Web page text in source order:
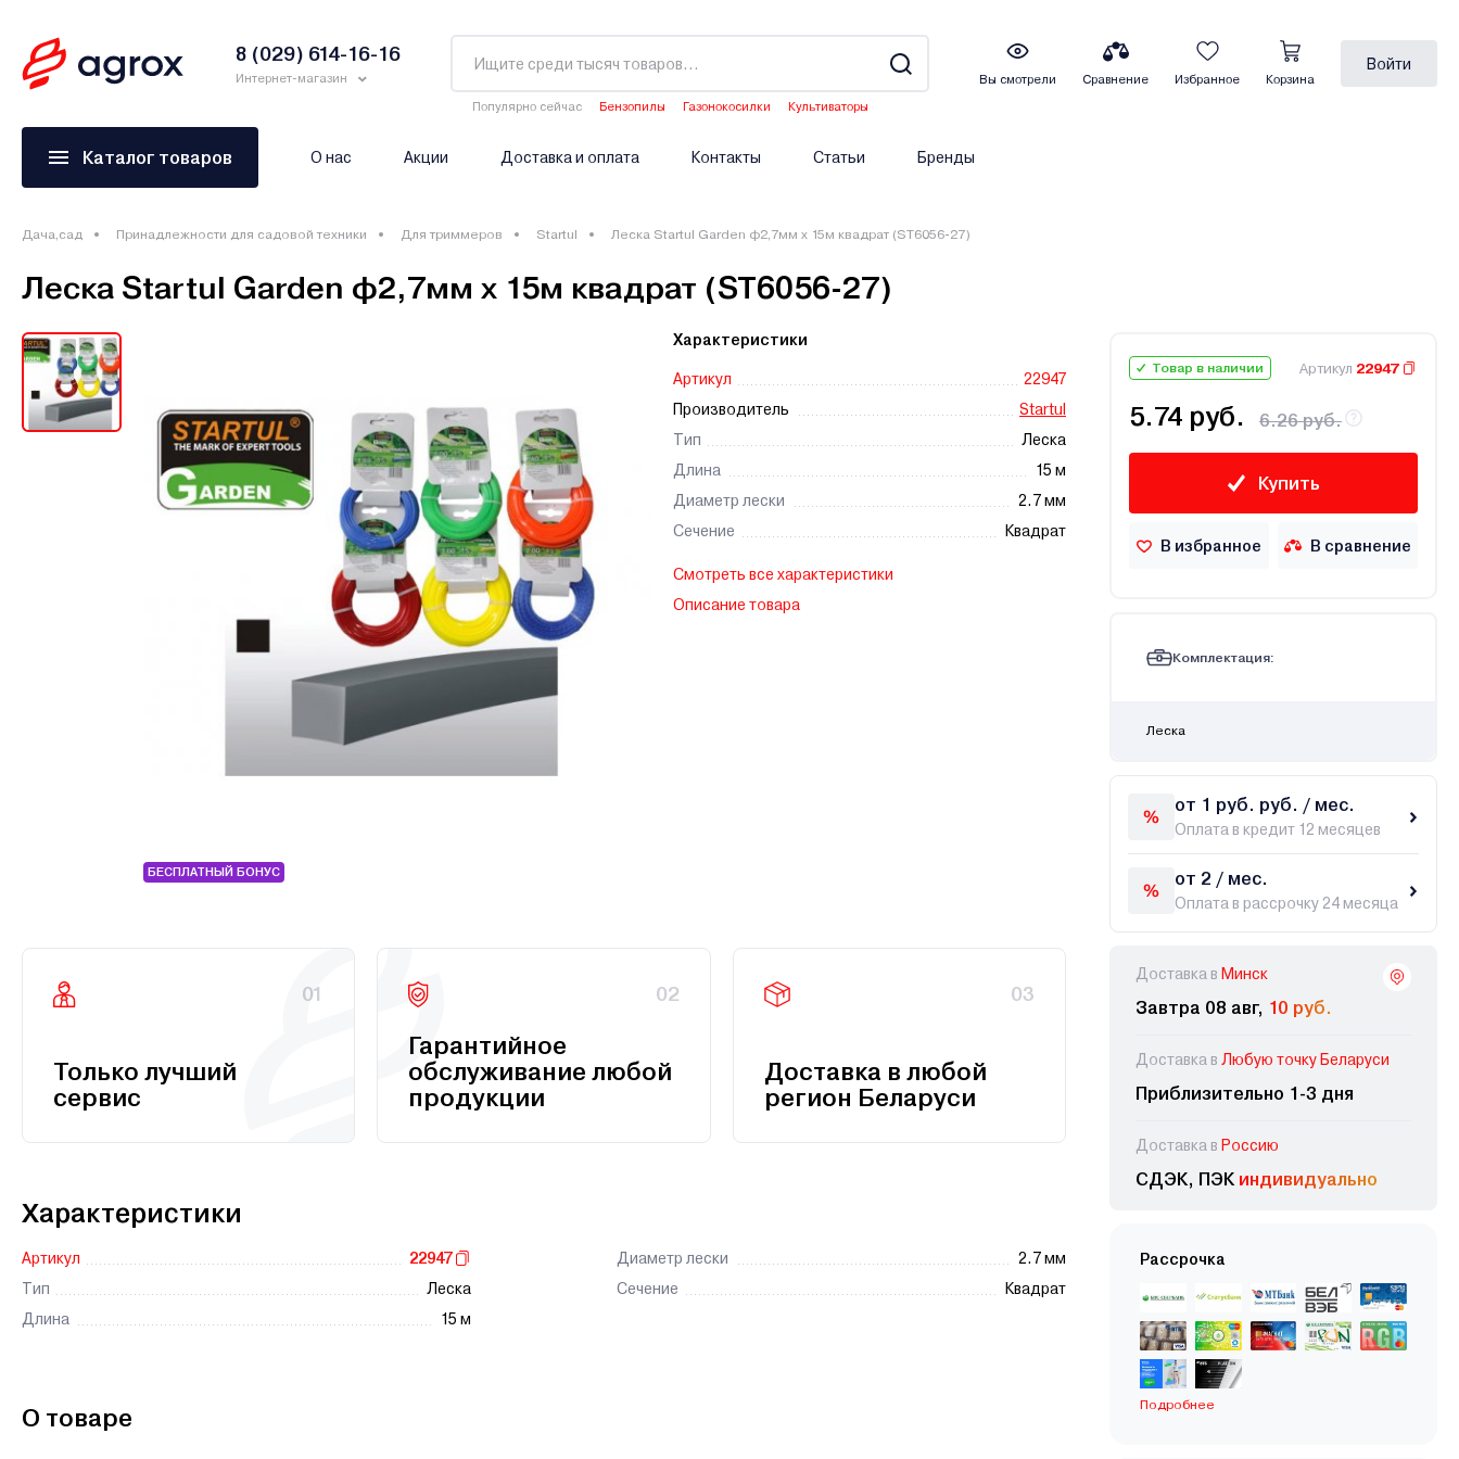
8 (029) 614-16-16
Интернет-магазин
Популярно сейчас Бензопилы Газонокосилки
Культиваторы
Вы смотрели Сравнение Избранное Корзина
Войти
Каталог товаров О нас Акции Доставка и оплата Контакты Статьи Бренды
Дача,сад Принадлежности для садовой техники Для триммеров Startul Леска Startul Garden ф2,7мм х 15м квадрат (ST6056-27)
Леска Startul Garden ф2,7мм х 15м квадрат (ST6056-27)
БЕСПЛАТНЫЙ БОНУС
Характеристики
Артикул
22947
Производитель
Startul
Тип
Леска
Длина
15 м
Диаметр лески
2.7 мм
Сечение
Квадрат
Смотреть все характеристики
Описание товара
01
Только лучший
сервис
02
Гарантийное
обслуживание любой
продукции
03
Доставка в любой
регион Беларуси
Характеристики
Артикул
22947
Тип
Леска
Длина
15 м
Диаметр лески
2.7 мм
Сечение
Квадрат
О товаре
Товар в наличии Артикул 22947
5.74 руб. 6.26 руб.
Купить
В избранное В сравнение
Комплектация:
Леска
от 1 руб. руб. / мес.
Оплата в кредит 12 месяцев
от 2 / мес.
Оплата в рассрочку 24 месяца
Доставка в Минск
Завтра 08 авг, 10 руб.
Доставка в Любую точку Беларуси
Приблизительно 1-3 дня
Доставка в Россию
СДЭК, ПЭК индивидуально
Рассрочка
Подробнее